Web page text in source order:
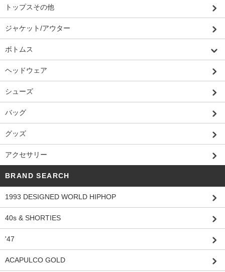
トップスその他
ジャケット/アウター
ボトムス
ヘッドウェア
シューズ
バッグ
グッズ
アクセサリー
BRAND SEARCH
1993 DESIGNED WORLD HIPHOP
40s & SHORTIES
'47
ACAPULCO GOLD